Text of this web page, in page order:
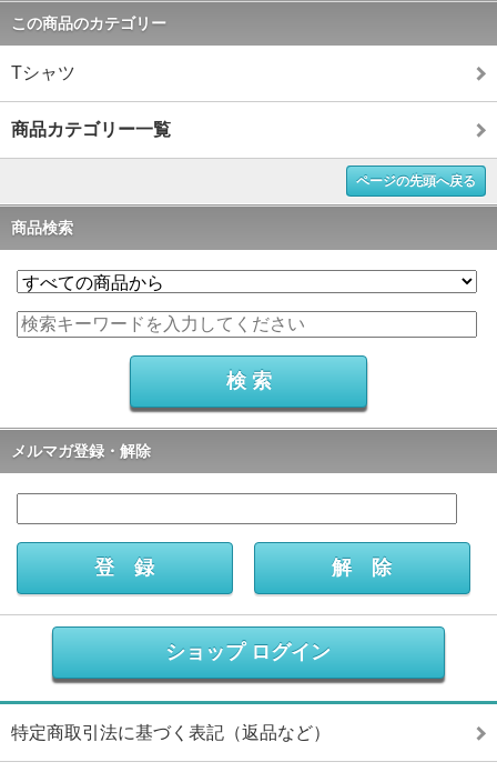
この商品のカテゴリー
Tシャツ
商品カテゴリー一覧
ページの先頭へ戻る
商品検索
メルマガ登録・解除
ショップ ログイン
特定商取引法に基づく表記（返品など）